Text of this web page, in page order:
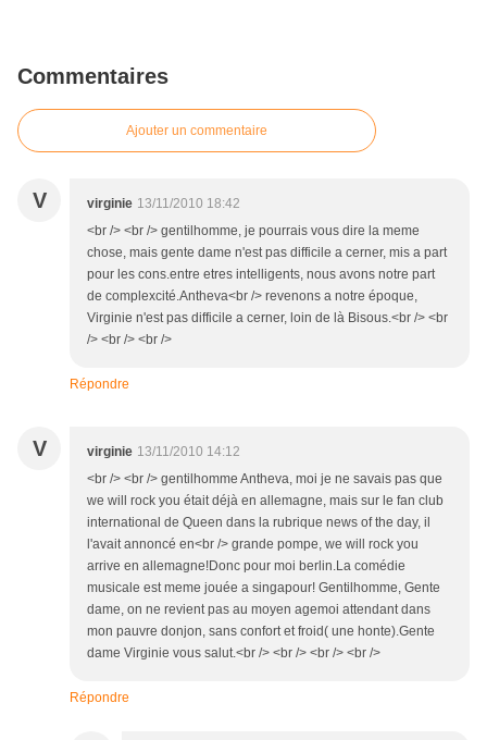
Commentaires
Ajouter un commentaire
V virginie 13/11/2010 18:42
<br /> <br /> gentilhomme, je pourrais vous dire la meme
chose, mais gente dame n'est pas difficile a cerner, mis a part
pour les cons.entre etres intelligents, nous avons notre part
de complexcité.Antheva<br /> revenons a notre époque,
Virginie n'est pas difficile a cerner, loin de là Bisous.<br /> <br
/> <br /> <br />
Répondre
V virginie 13/11/2010 14:12
<br /> <br /> gentilhomme Antheva, moi je ne savais pas que
we will rock you était déjà en allemagne, mais sur le fan club
international de Queen dans la rubrique news of the day, il
l'avait annoncé en<br /> grande pompe, we will rock you
arrive en allemagne!Donc pour moi berlin.La comédie
musicale est meme jouée a singapour! Gentilhomme, Gente
dame, on ne revient pas au moyen agemoi attendant dans
mon pauvre donjon, sans confort et froid( une honte).Gente
dame Virginie vous salut.<br /> <br /> <br /> <br />
Répondre